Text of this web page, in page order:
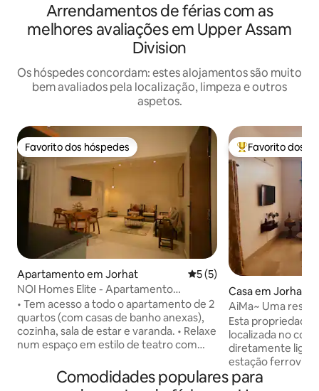
Arrendamentos de férias com as
melhores avaliações em Upper Assam
Division
Os hóspedes concordam: estes alojamentos são muito
bem avaliados pela localização, limpeza e outros
aspetos.
Favorito dos hóspedes
Favorito dos hóspedes
Apartamento em Jorhat Classificação média de 5
5 (5)
NOI Homes Elite - Apartamento
T2+Cozinha+Cuidador 24x7
• Tem acesso a todo o apartamento de 2
quartos (com casas de banho anexas),
cozinha, sala de estar e varanda. • Relaxe
num espaço em estilo de teatro com
numa localização privilegiada em Jorhat,
perto do Mercado Gar Ali, cafés e
Favoritos dos
Favorito dos
Casa em Jorhat
AiMa~ Uma
BHK
Esta propriedade
localizada no
diretamente
estação
fica a apenas 1
Comodidades populares para